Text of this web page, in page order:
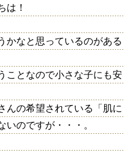
は！
かなと思っているのがある
ことなので小さな子にも安
んの希望されている「肌に
いのですが・・・。